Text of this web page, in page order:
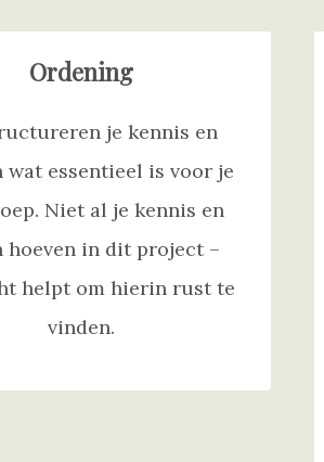
Ordening
je kennis en
wat essentieel is voor je
Niet al je kennis en
hoeven in dit project –
helpt om hierin rust te
vinden.